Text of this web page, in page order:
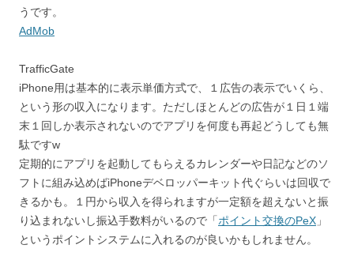
うです。
AdMob
TrafficGate
iPhone用は基本的に表示単価方式で、１広告の表示でいくら、
という形の収入になります。ただしほとんどの広告が１日１端
末１回しか表示されないのでアプリを何度も再起どうしても無
駄ですw
定期的にアプリを起動してもらえるカレンダーや日記などのソ
フトに組み込めばiPhoneデベロッパーキット代ぐらいは回収で
きるかも。１円から収入を得られますが一定額を超えないと振
り込まれないし振込手数料がいるので「ポイント交換のPeX 」
というポイントシステムに入れるのが良いかもしれません。